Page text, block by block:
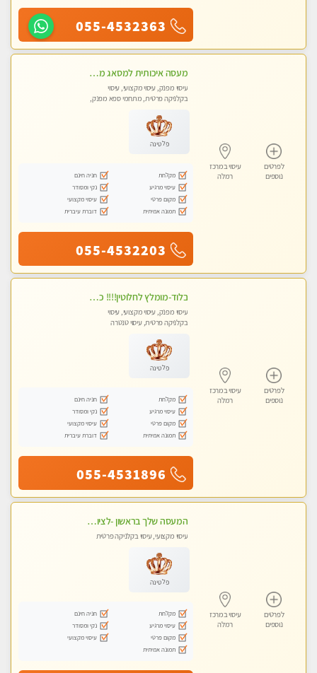
055-4532363
לפרטים
נוספים
עיסוי במרכז
רמלה
מעסה איכותית למסאג מפנק ומקצועי ביותר
עיסוי מפנק, עיסוי מקצועי, עיסוי
בקלניקה פרטית, מתחמי ספא מפנק,
פלטינה
מקלחת
חניה חינם
עיסוי מרגיע
נקי ומסודר
מקום פרטי
עיסוי מקצועי
תמונה אמיתית
דוברת עיברית
055-4532203
לפרטים
נוספים
עיסוי במרכז
רמלה
בלוד-מומלץ לחלוטין!!!! כל סוגי העיסויים מעסה מקצועית ואיכותית פרטי!!!
עיסוי מפנק, עיסוי מקצועי, עיסוי
בקלניקה פרטית, עיסוי טנטרה
פלטינה
מקלחת
חניה חינם
עיסוי מרגיע
נקי ומסודר
מקום פרטי
עיסוי מקצועי
תמונה אמיתית
דוברת עיברית
055-4531896
לפרטים
נוספים
עיסוי במרכז
רמלה
המעסה שלך בראשון -לציון מקצועי ומפנק ללא מין !!
עיסוי מקצועי, עיסוי בקלניקה פרטית
פלטינה
מקלחת
חניה חינם
עיסוי מרגיע
נקי ומסודר
מקום פרטי
עיסוי מקצועי
תמונה אמיתית